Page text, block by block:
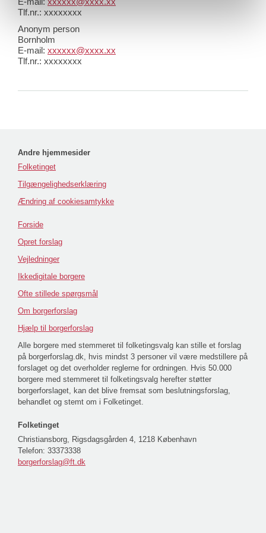
Tlf.nr.: xxxxxxxx
Anonym person
Bornholm
E-mail: xxxxxx@xxxx.xx
Tlf.nr.: xxxxxxxx
Andre hjemmesider
Folketinget
Tilgængelighedserklæring
Ændring af cookiesamtykke
Forside
Opret forslag
Vejledninger
Ikkedigitale borgere
Ofte stillede spørgsmål
Om borgerforslag
Hjælp til borgerforslag
Alle borgere med stemmeret til folketingsvalg kan stille et forslag
på borgerforslag.dk, hvis mindst 3 personer vil være medstillere på
forslaget og det overholder reglerne for ordningen. Hvis 50.000
borgere med stemmeret til folketingsvalg herefter støtter
borgerforslaget, kan det blive fremsat som beslutningsforslag,
behandlet og stemt om i Folketinget.
Folketinget
Christiansborg, Rigsdagsgården 4, 1218 København
Telefon: 33373338
borgerforslag@ft.dk